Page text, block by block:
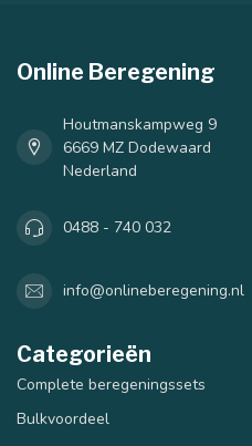
Online Beregening
Houtmanskampweg 9
6669 MZ Dodewaard
Nederland
0488 - 740 032
info@onlineberegening.nl
Categorieën
Complete beregeningssets
Bulkvoordeel